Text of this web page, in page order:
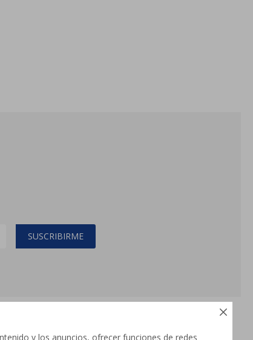

y los anuncios, ofrecer funciones de redes
SUSCRIBIRME